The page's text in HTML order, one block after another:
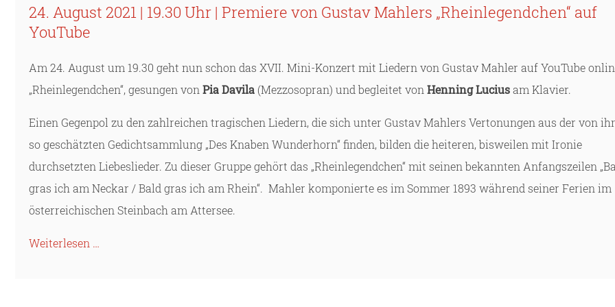
24. August 2021 | 19.30 Uhr | Premiere von Gustav Mahlers „Rheinlegendchen“ auf
YouTube
Am 24. August um 19.30 geht nun schon das XVII. Mini-Konzert mit Liedern von Gustav Mahler auf YouTube
„Rheinlegendchen“, gesungen von Pia Davila (Mezzosopran) und begleitet von Henning Luciusam Klavier.
Einen Gegenpol zu den zahlreichen tragischen Liedern, die sich unter Gustav Mahlers Vertonungen aus der von
so geschätzten Gedichtsammlung „Des Knaben Wunderhorn“ finden, bilden die heiteren, bisweilen mit Ironie
durchsetzten Liebeslieder. Zu dieser Gruppe gehört das „Rheinlegendchen“ mit seinen bekannten Anfangszeilen
gras ich am Neckar / Bald gras ich am Rhein“. Mahler komponierte es im Sommer 1893 während seiner Ferien im
österreichischen Steinbach am Attersee.
Weiterlesen …